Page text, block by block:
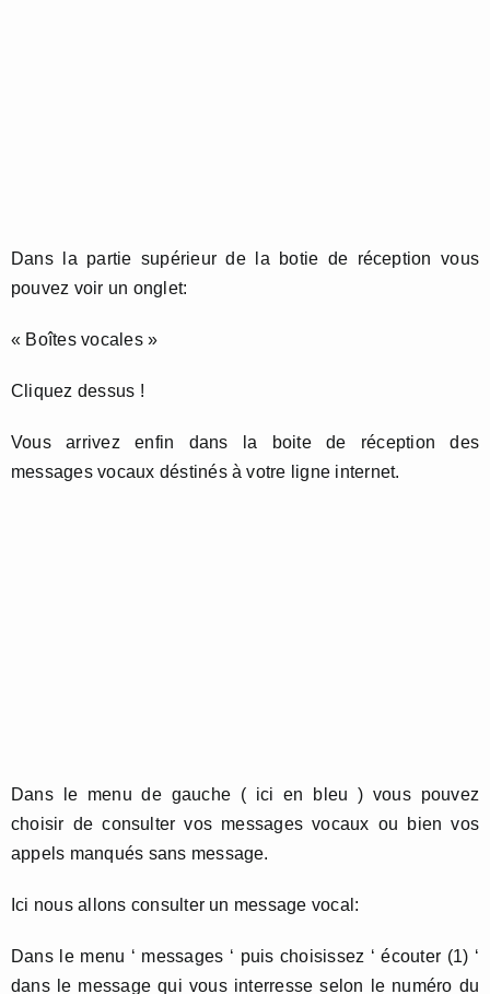
Dans la partie supérieur de la botie de réception vous
pouvez voir un onglet:
« Boîtes vocales »
Cliquez dessus !
Vous arrivez enfin dans la boite de réception des
messages vocaux déstinés à votre ligne internet.
Dans le menu de gauche ( ici en bleu ) vous pouvez
choisir de consulter vos messages vocaux ou bien vos
appels manqués sans message.
Ici nous allons consulter un message vocal:
Dans le menu ‘ messages ‘ puis choisissez ‘ écouter (1) ‘
dans le message qui vous interresse selon le numéro du